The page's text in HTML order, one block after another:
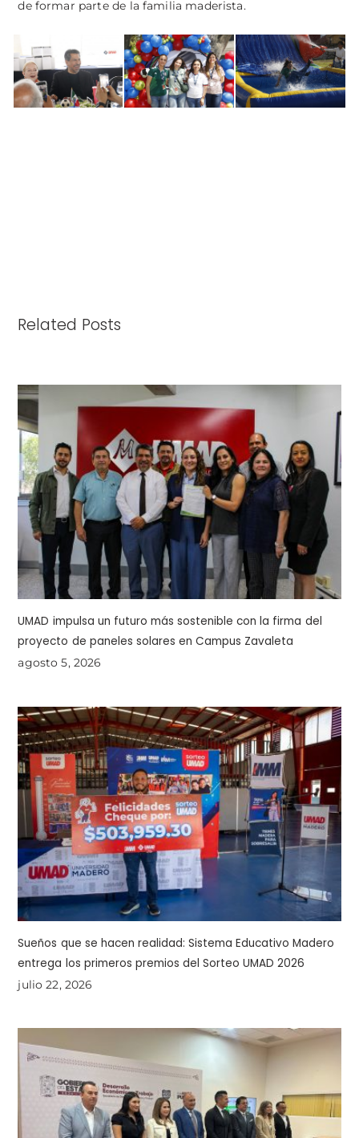
de formar parte de la familia maderista.
Related Posts
UMAD impulsa un futuro más sostenible con la firma del
proyecto de paneles solares en Campus Zavaleta
agosto 5, 2026
Sueños que se hacen realidad: Sistema Educativo Madero
entrega los primeros premios del Sorteo UMAD 2026
julio 22, 2026